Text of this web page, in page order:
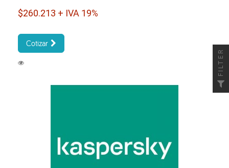
$260.213 + IVA 19%
Cotizar
FILTER